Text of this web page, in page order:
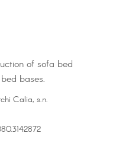
of sofa bed
bases.
Calia, s.n.